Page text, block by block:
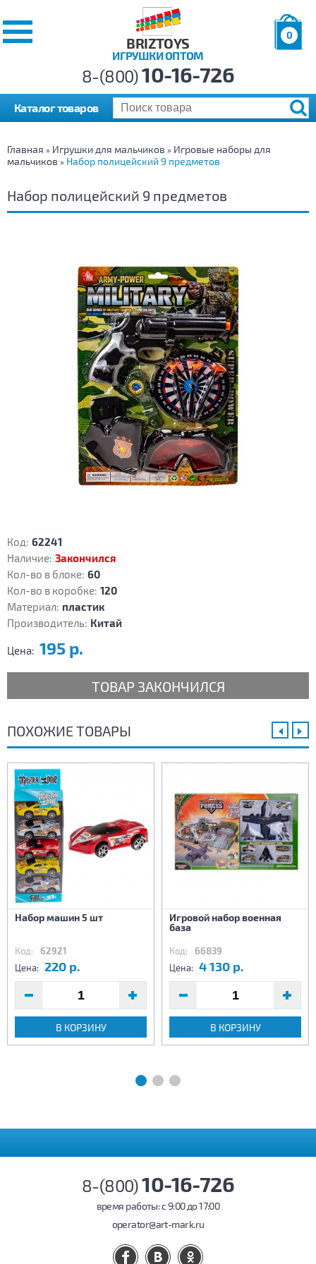
BRIZTOYS
ИГРУШКИ ОПТОМ
0
р.
8-(800)10-16-726
Каталог товаров
Главная » Игрушки для мальчиков » Игровые наборы для
мальчиков » Набор полицейский 9 предметов
Набор полицейский 9 предметов
Код: 62241
Наличие: Закончился
Кол-во в блоке: 60
Кол-во в коробке: 120
Материал: пластик
Производитель: Китай
Цена: 195 р.
ТОВАР ЗАКОНЧИЛСЯ
ПОХОЖИЕ ТОВАРЫ
Набор машин 5 шт
Код: 62921
Цена: 220 р.
В КОРЗИНУ
Игровой набор военная
база
Код: 66839
Цена: 4 130 р.
В КОРЗИНУ
8-(800)10-16-726
время работы: c 9:00 до 17:00
operator@art-mark.ru